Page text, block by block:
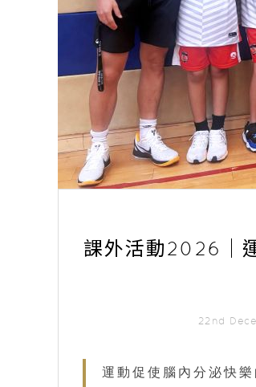
課外活動2026｜
22nd
運動促使腦內分泌快